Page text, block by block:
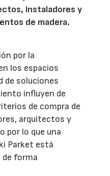
instaladores y
de madera.
por la
los espacios
de soluciones
influyen de
de compra de
arquitectos y
por lo que una
Parket está
forma